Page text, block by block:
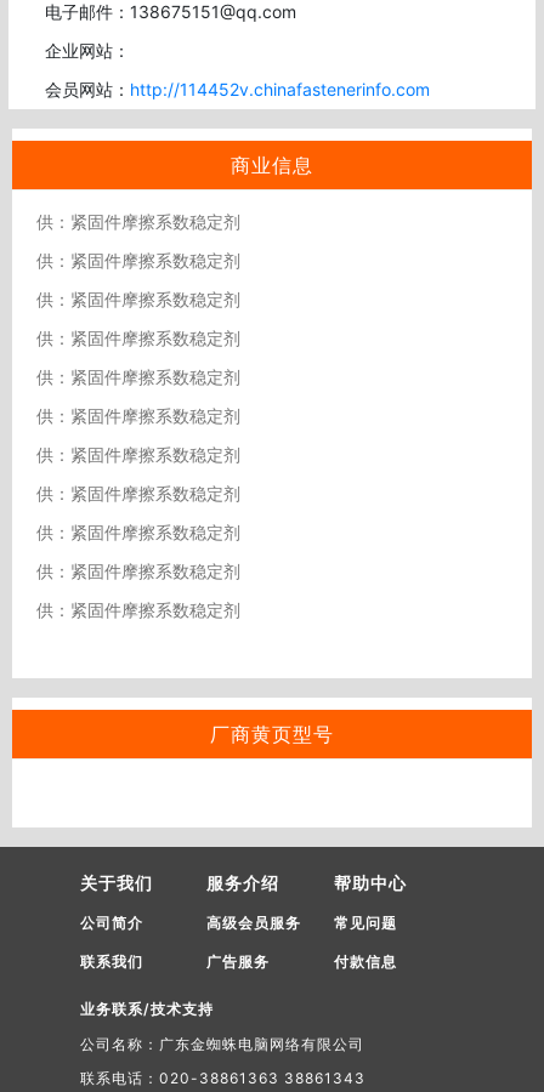
电子邮件：138675151@qq.com
企业网站：
会员网站： http://114452v.chinafastenerinfo.com
商业信息
供：紧固件摩擦系数稳定剂
供：紧固件摩擦系数稳定剂
供：紧固件摩擦系数稳定剂
供：紧固件摩擦系数稳定剂
供：紧固件摩擦系数稳定剂
供：紧固件摩擦系数稳定剂
供：紧固件摩擦系数稳定剂
供：紧固件摩擦系数稳定剂
供：紧固件摩擦系数稳定剂
供：紧固件摩擦系数稳定剂
供：紧固件摩擦系数稳定剂
厂商黄页型号
关于我们
公司简介
联系我们
服务介绍
高级会员服务
广告服务
帮助中心
常见问题
付款信息
业务联系/技术支持
公司名称：广东金蜘蛛电脑网络有限公司
联系电话：020-38861363 38861343